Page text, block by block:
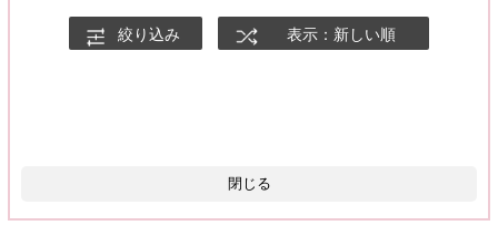
絞り込み 表示：新しい順
閉じる